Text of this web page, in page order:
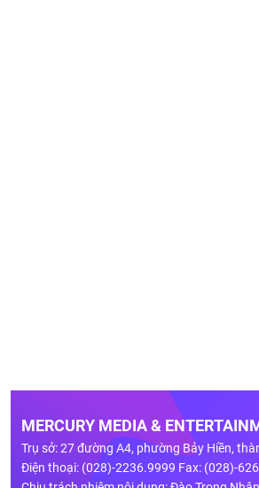
MERCURY MEDIA &
Trụ sở: 27 đường A4, phường Bảy Hiền,
Điện thoại: (028)-2236.9999 Fax: (028)-